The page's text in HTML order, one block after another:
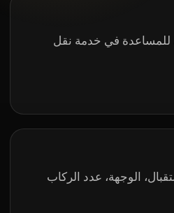
للمساعدة في خدمة نقل
الوجهة، عدد الركاب